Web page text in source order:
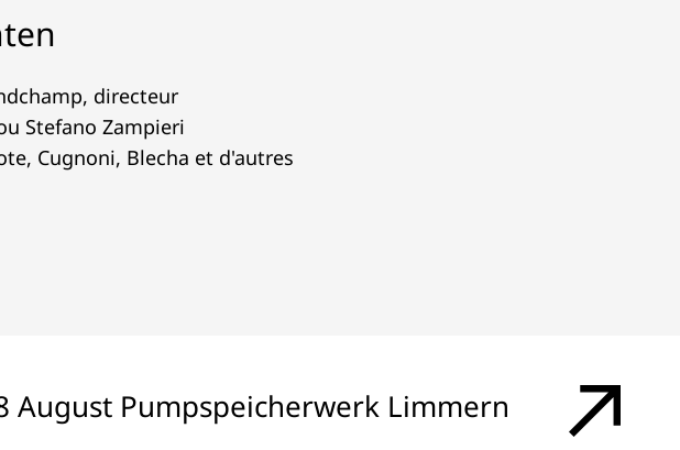
directeur
Stefano Zampieri
Cugnoni, Blecha et d'autres
August Pumpspeicherwerk Limmern